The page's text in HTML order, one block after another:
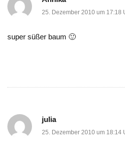
25. Dezember 2010 um 17:18
super süßer baum 🙂
julia
25. Dezember 2010 um 18:14